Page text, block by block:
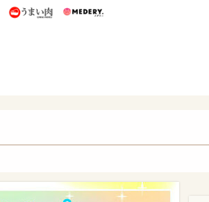
うまいパン うまい肉